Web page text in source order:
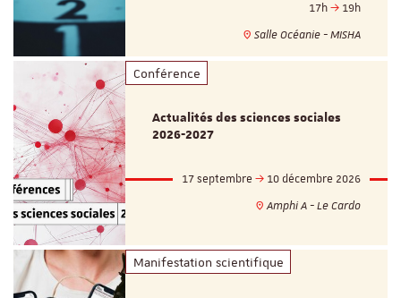
17h
19h
Salle Océanie - MISHA
Conférence
Actualités des sciences sociales
2026-2027
17 septembre
10 décembre 2026
Amphi A - Le Cardo
Manifestation scientifique